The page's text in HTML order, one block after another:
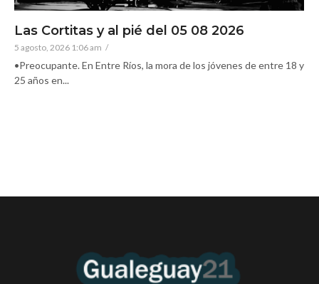
Las Cortitas y al pié del 05 08 2026
5 agosto, 2026 1:06 am /
•Preocupante. En Entre Ríos, la mora de los jóvenes de entre 18 y
25 años en...